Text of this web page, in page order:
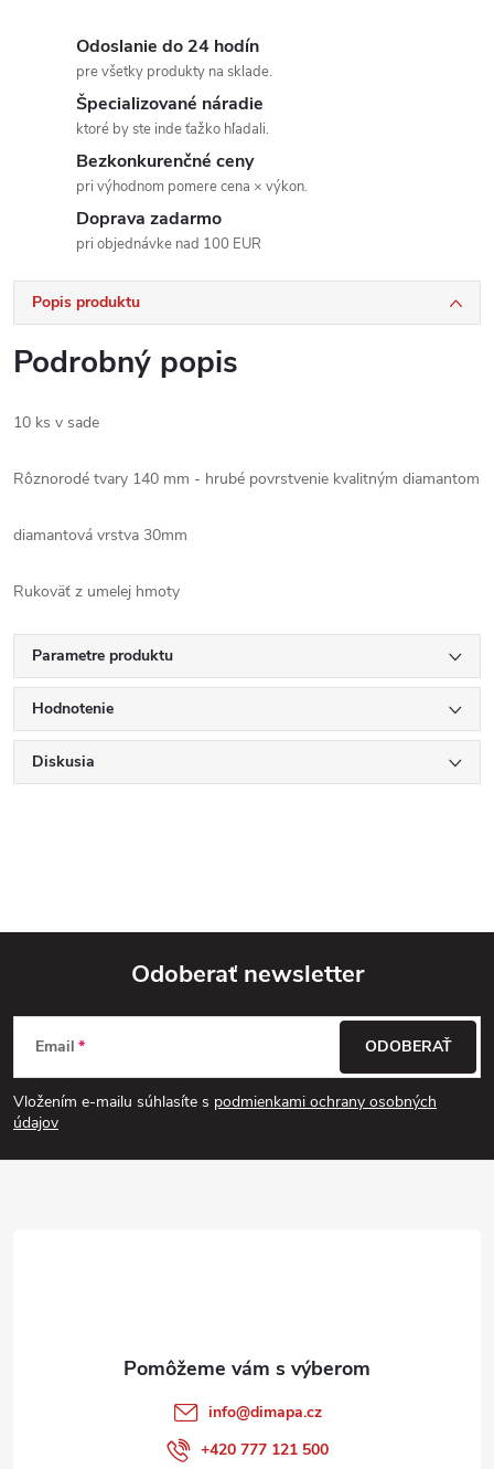
Odoslanie do 24 hodín
pre všetky produkty na sklade.
Špecializované náradie
ktoré by ste inde ťažko hľadali.
Bezkonkurenčné ceny
pri výhodnom pomere cena × výkon.
Doprava zadarmo
pri objednávke nad 100 EUR
Popis produktu
Podrobný popis
10 ks v sade
Rôznorodé tvary 140 mm - hrubé povrstvenie kvalitným diamantom
diamantová vrstva 30mm
Rukoväť z umelej hmoty
Parametre produktu
Hodnotenie
Diskusia
Z
á
p
Odoberať newsletter
Email
Vložením e-mailu súhlasíte s podmienkami ochrany osobných
údajov
ODOBERAŤ
info@dimapa.cz
+420 777 121 500